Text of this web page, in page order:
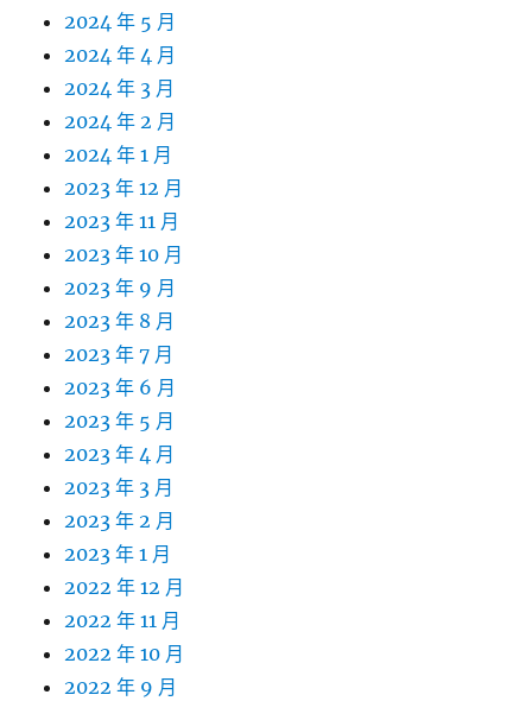
2024 年 5 月
2024 年 4 月
2024 年 3 月
2024 年 2 月
2024 年 1 月
2023 年 12 月
2023 年 11 月
2023 年 10 月
2023 年 9 月
2023 年 8 月
2023 年 7 月
2023 年 6 月
2023 年 5 月
2023 年 4 月
2023 年 3 月
2023 年 2 月
2023 年 1 月
2022 年 12 月
2022 年 11 月
2022 年 10 月
2022 年 9 月